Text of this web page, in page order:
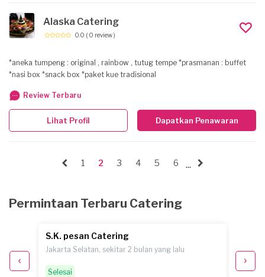
Alaska Catering
0.0 ( 0 review )
*aneka tumpeng : original , rainbow , tutug tempe *prasmanan : buffet
*nasi box *snack box *paket kue tradisional
Review Terbaru
Dapatkan Penawaran
Lihat Profil
1 2 3 4 5 6 ...
Permintaan Terbaru Catering
S.K. pesan Catering
Jakarta Selatan, sekitar 2 bulan yang lalu
Selesai